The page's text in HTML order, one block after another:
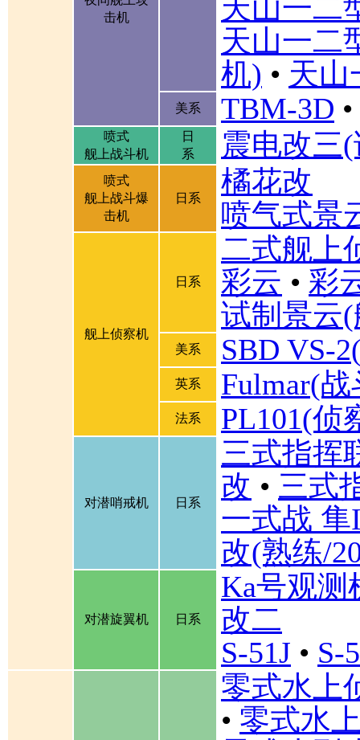
击机
天山一二
天山一二
机) • 天山
美系 TBM-3D •
喷式
舰上战斗机
日
系
震电改三
喷式
舰上战斗爆
击机
日系
橘花改
喷气式景
舰上侦察机
日系
二式舰上
彩云 • 彩
试制景云
美系 SBD VS-
英系 Fulmar(
法系 PL101(侦
对潜哨戒机 日系
三式指挥
改 • 三式
一式战
改(熟练/
对潜旋翼机 日系
Ka号观测
改二
S-51J • S-
零式水上
• 零式水